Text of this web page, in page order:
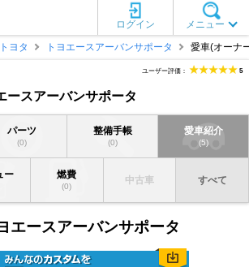
メニュー
ログイン
トヨタ トヨエースアーバンサポータ 愛車(オーナ
ースアーバンサポータ
ユーザー評価： 5
パーツ
(0)
整備手帳
(0)
愛車紹介
(5)
ー 燃費
(0)
中古車 すべて
エースアーバンサポータ